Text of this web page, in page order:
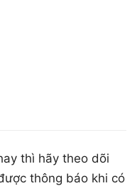
thì hãy theo dõi
thông báo khi có